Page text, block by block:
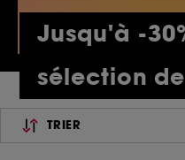
Jusqu'à -
sélection
TRIER